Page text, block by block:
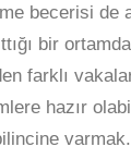
becerisi de
bir
farklı
hazır